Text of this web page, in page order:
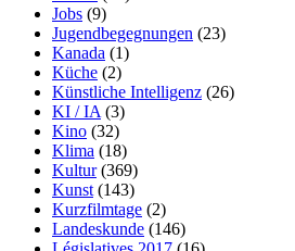
Jobs (9)
Jugendbegegnungen (23)
Kanada (1)
Küche (2)
Künstliche Intelligenz (26)
KI / IA (3)
Kino (32)
Klima (18)
Kultur(369)
Kunst (143)
Kurzfilmtage (2)
Landeskunde (146)